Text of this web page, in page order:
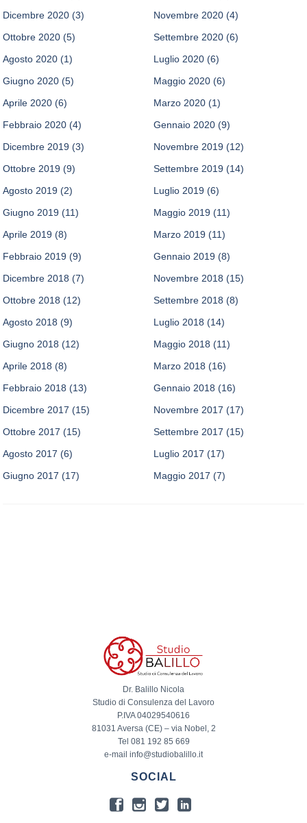
Dicembre 2020 (3) Novembre 2020 (4)
Ottobre 2020 (5) Settembre 2020 (6)
Agosto 2020 (1) Luglio 2020 (6)
Giugno 2020 (5) Maggio 2020 (6)
Aprile 2020 (6) Marzo 2020 (1)
Febbraio 2020 (4) Gennaio 2020 (9)
Dicembre 2019 (3) Novembre 2019 (12)
Ottobre 2019 (9) Settembre 2019 (14)
Agosto 2019 (2) Luglio 2019 (6)
Giugno 2019 (11) Maggio 2019 (11)
Aprile 2019 (8) Marzo 2019 (11)
Febbraio 2019 (9) Gennaio 2019 (8)
Dicembre 2018 (7) Novembre 2018 (15)
Ottobre 2018 (12) Settembre 2018 (8)
Agosto 2018 (9) Luglio 2018 (14)
Giugno 2018 (12) Maggio 2018 (11)
Aprile 2018 (8) Marzo 2018 (16)
Febbraio 2018 (13) Gennaio 2018 (16)
Dicembre 2017 (15) Novembre 2017 (17)
Ottobre 2017 (15) Settembre 2017 (15)
Agosto 2017 (6) Luglio 2017 (17)
Giugno 2017 (17) Maggio 2017 (7)
Dr. Balillo Nicola
Studio di Consulenza del Lavoro
P.IVA 04029540616
81031 Aversa (CE) – via Nobel, 2
Tel 081 192 85 669
e-mail info@studiobalillo.it
SOCIAL